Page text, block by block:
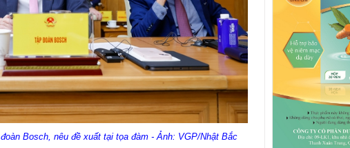
Bosch, nêu đề xuất tại tọa đàm - Ảnh: VGP/Nhật Bắc